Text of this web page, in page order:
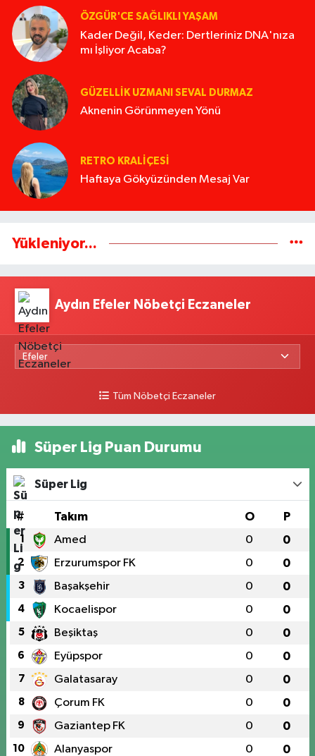
ÖZGÜR'CE SAĞLIKLI YAŞAM
Kader Değil, Keder: Dertleriniz DNA'nıza
mı İşliyor Acaba?
GÜZELLIK UZMANI SEVAL DURMAZ
Aknenin Görünmeyen Yönü
RETRO KRALIÇESI
Haftaya Gökyüzünden Mesaj Var
Yükleniyor...
Aydın Efeler Nöbetçi Eczaneler
Tüm Nöbetçi Eczaneler
Süper Lig Puan Durumu
Süper Lig
# Takım O P
1 Amed 0 0
2 Erzurumspor FK 0 0
3 Başakşehir 0 0
4 Kocaelispor 0 0
5 Beşiktaş 0 0
6 Eyüpspor 0 0
7 Galatasaray 0 0
8 Çorum FK 0 0
9 Gaziantep FK 0 0
10 Alanyaspor 0 0